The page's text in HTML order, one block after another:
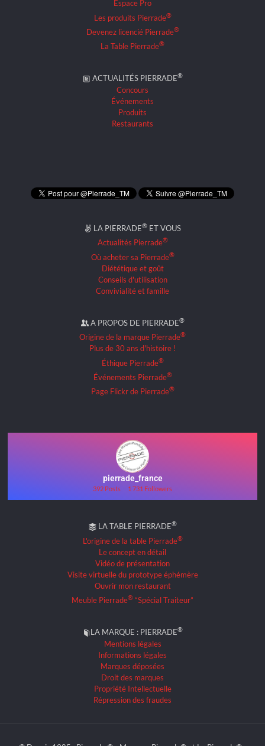
Espace Pro
Les produits Pierrade®
Devenez licencié Pierrade®
La Table Pierrade®
ACTUALITÉS PIERRADE®
Concours
Événements
Produits
Restaurants
LA PIERRADE® ET VOUS
Actualités Pierrade®
Où acheter sa Pierrade®
Diététique et goût
Conseils d'utilisation
Convivialité et famille
A PROPOS DE PIERRADE®
Origine de la marque Pierrade®
Plus de 30 ans d'histoire !
Éthique Pierrade®
Événements Pierrade®
Page Flickr de Pierrade®
pierrade_france
392 Posts 1 731 Followers
LA TABLE PIERRADE®
L'origine de la table Pierrade®
Le concept en détail
Vidéo de présentation
Visite virtuelle du prototype éphémère
Ouvrir mon restaurant
Meuble Pierrade® “Spécial Traiteur”
LA MARQUE : PIERRADE®
Mentions légales
Informations légales
Marques déposées
Droit des marques
Propriété Intellectuelle
Répression des fraudes